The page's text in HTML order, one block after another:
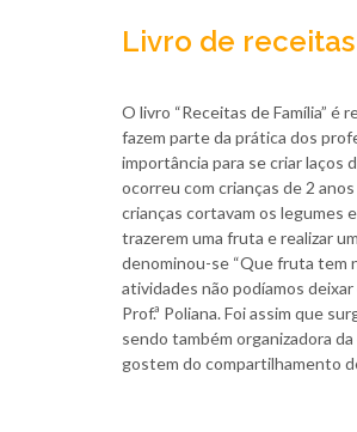
Livro de
O livro “Receitas de Família” é
fazem parte da prática dos
importância para se criar laços
ocorreu com crianças de 2
crianças cortavam os legumes
trazerem uma fruta e realizar
denominou-se “Que fruta tem
atividades não podíamos
Prof.ª Poliana. Foi assim que
sendo também organizadora
gostem do compartilhamento